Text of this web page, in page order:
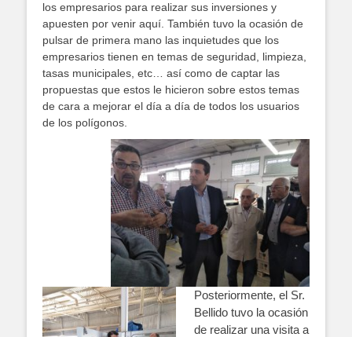
los empresarios para realizar sus inversiones y
apuesten por venir aquí. También tuvo la ocasión de
pulsar de primera mano las inquietudes que los
empresarios tienen en temas de seguridad, limpieza,
tasas municipales, etc… así como de captar las
propuestas que estos le hicieron sobre estos temas
de cara a mejorar el día a día de todos los usuarios
de los polígonos.
Posteriormente, el Sr.
Bellido tuvo la ocasión
de realizar una visita a